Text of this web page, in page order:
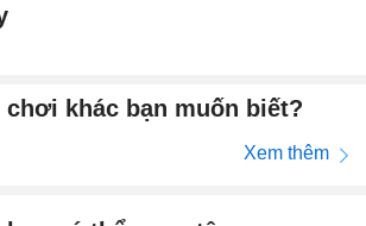
chơi khác bạn muốn biết?
Xem thêm